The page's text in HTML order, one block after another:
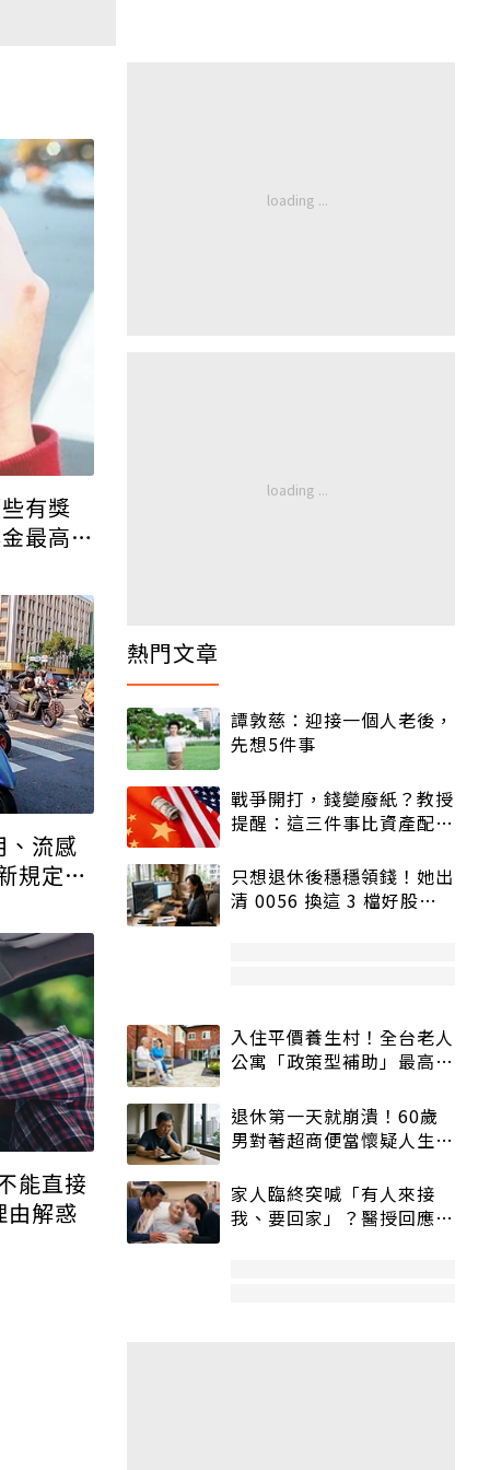
有獎
最高6
、流感
規定一
能直接
由解惑
熱門文章
譚敦慈：迎接一個人老後，
先想5件事
戰爭開打，錢變廢紙？教授
提醒：這三件事比資產配置
只想退休後穩穩領錢！她出
清 0056 換這 3 檔好股：
入住平價養生村！全台老人
公寓「政策型補助」最高打
退休第一天就崩潰！60歲
男對著超商便當懷疑人生
家人臨終突喊「有人來接
我、要回家」？醫授回應方